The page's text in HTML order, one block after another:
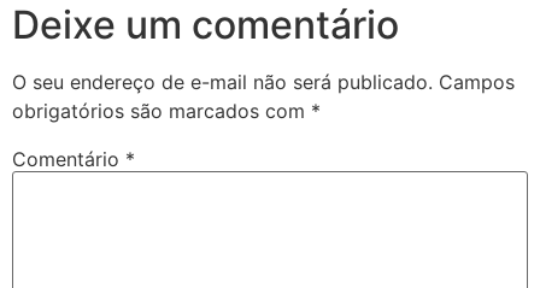
Deixe um comentário
O seu endereço de e-mail não será publicado. Campos
obrigatórios são marcados com *
Comentário *